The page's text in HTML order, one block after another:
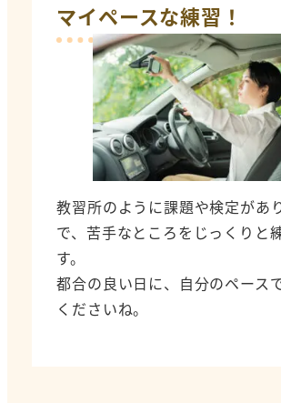
マイペースな練習！
教習所のように課題や検定があ
で、苦手なところをじっくりと
す。
都合の良い日に、自分のペース
くださいね。